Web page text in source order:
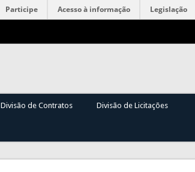
Participe Acesso à informação Legislação
Divisão de Contratos Divisão de Licitações